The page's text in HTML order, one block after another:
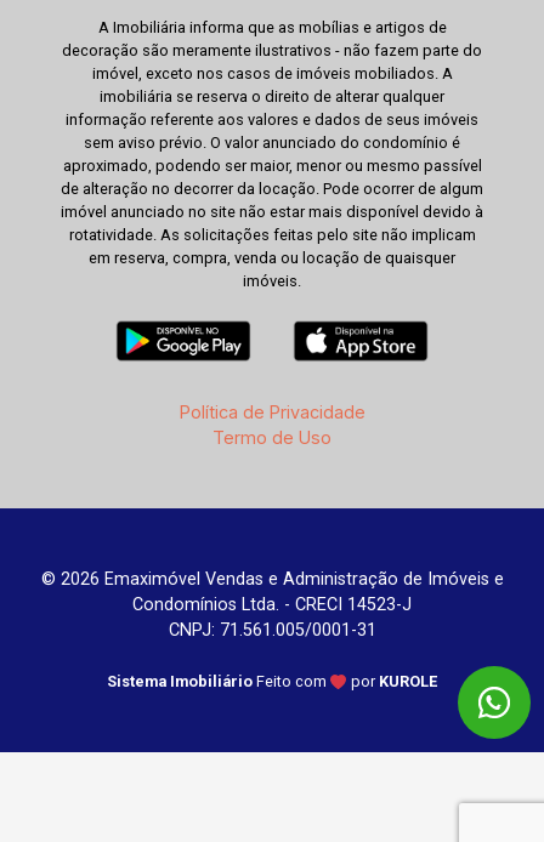
A Imobiliária informa que as mobílias e artigos de
decoração são meramente ilustrativos - não fazem parte do
imóvel, exceto nos casos de imóveis mobiliados. A
imobiliária se reserva o direito de alterar qualquer
informação referente aos valores e dados de seus imóveis
sem aviso prévio. O valor anunciado do condomínio é
aproximado, podendo ser maior, menor ou mesmo passível
de alteração no decorrer da locação. Pode ocorrer de algum
imóvel anunciado no site não estar mais disponível devido à
rotatividade. As solicitações feitas pelo site não implicam
em reserva, compra, venda ou locação de quaisquer
imóveis.
Política de Privacidade
Termo de Uso
© 2026 Emaximóvel Vendas e Administração de Imóveis e
Condomínios Ltda. - CRECI 14523-J
CNPJ: 71.561.005/0001-31
Sistema Imobiliário Feito com por KUROLE